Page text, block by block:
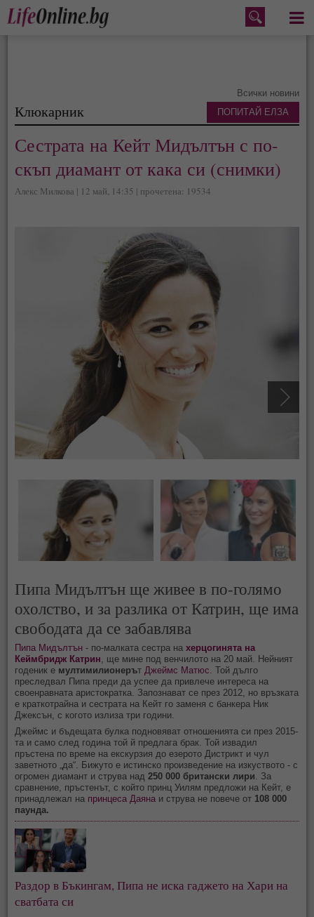
Меню
Всички новини
Клюкарник
Сестрата на Кейт Мидълтън с по-
скъп диамант от кака си (снимки)
Алекс Милкова | 12 май, 14:35 | прочетена: 19534
Пипа Мидълтън ще живее в по-голямо
охолство, и за разлика от Катрин, ще има
свободата да се забавлява
Пипа Мидълтън - по-малката сестра на херцогинята на
Кеймбридж Катрин , ще мине под венчилото на 20 май. Нейният
годеник е мултимилионерът Джеймс Матюс . Той дълго
преследвал Пипа преди да успее да привлече интереса на
своенравната аристократка. Запознават се през 2012, но връзката
е краткотрайна и сестрата на Кейт го заменя с банкера Ник
Джексън, с когото излиза три години.
Джеймс и бъдещата булка подновяват отношенията си през 2015-
та и само след година той й предлага брак. Той извадил
пръстена по време на екскурзия до езерото Дистрикт и чул
заветното „да“. Бижуто е истинско произведение на изкуството - с
огромен диамант и струва над250 000 британски лири . За
сравнение, пръстенът, с който принц Уилям предложи на Кейт, е
принадлежал на принцеса Даяна и струва не повече от 108 000
паунда.
Раздор в Бъкингам, Пипа не иска гаджето на Хари на
сватбата си
ПОПИТАЙ ЕЛЗА